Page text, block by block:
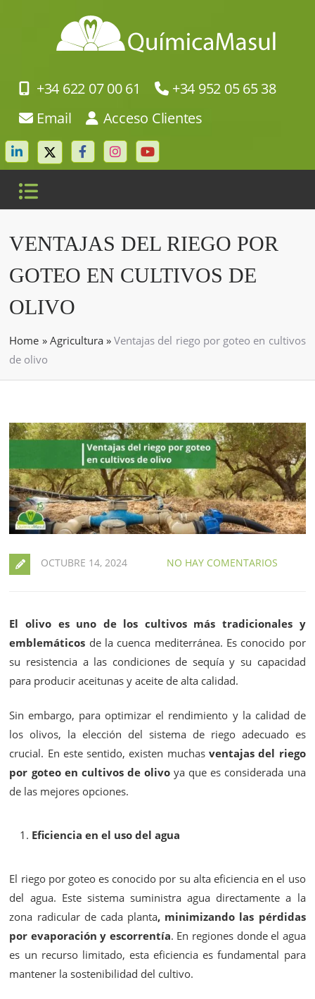
+34 622 07 00 61
+34 952 05 65 38
Email
Acceso Clientes
VENTAJAS DEL RIEGO POR
GOTEO EN CULTIVOS DE
OLIVO
Home » Agricultura»Ventajas del riego por goteo en cultivos
de olivo
OCTUBRE 14, 2024 NO HAY COMENTARIOS
El olivo es uno de los cultivos más tradicionales y
emblemáticos de la cuenca mediterránea. Es conocido por
su resistencia a las condiciones de sequía y su capacidad
para producir aceitunas y aceite de alta calidad.
Sin embargo, para optimizar el rendimiento y la calidad de
los olivos, la elección del sistema de riego adecuado es
crucial. En este sentido, existen muchasventajas del riego
por goteo en cultivos de olivo ya que es considerada una
de las mejores opciones.
Eficiencia en el uso del agua
El riego por goteo es conocido por su alta eficiencia en el uso
del agua. Este sistema suministra agua directamente a la
zona radicular de cada planta, minimizando las pérdidas
por evaporación y escorrentía. En regiones donde el agua
es un recurso limitado, esta eficiencia es fundamental para
mantener la sostenibilidad del cultivo.